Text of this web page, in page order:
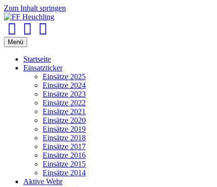
Zum Inhalt springen
Menü
Startseite
Einsatzticker
Einsätze 2025
Einsätze 2024
Einsätze 2023
Einsätze 2022
Einsätze 2021
Einsätze 2020
Einsätze 2019
Einsätze 2018
Einsätze 2017
Einsätze 2016
Einsätze 2015
Einsätze 2014
Aktive Wehr